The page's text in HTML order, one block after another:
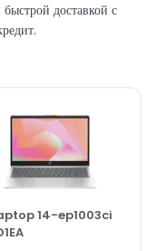
доставкой с
14-ep1003ci